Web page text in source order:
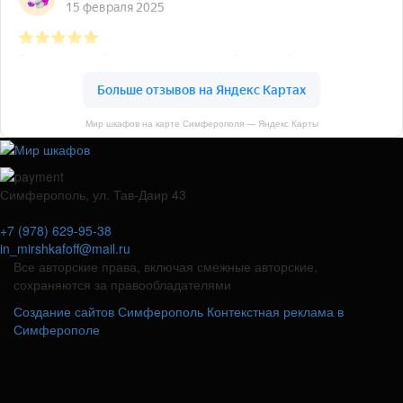
Мир шкафов на карте Симферополя — Яндекс Карты
Симферополь, ул. Тав-Даир 43
+7 (978) 629-95-38
in_mirshkafoff@mail.ru
Все авторские права, включая смежные авторские,
сохраняются за правообладателями
Создание сайтов Симферополь Контекстная реклама в
Симферополе